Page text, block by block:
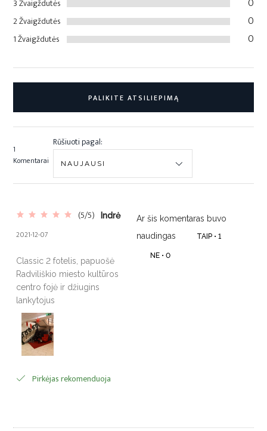
3 Žvaigždutės 0
2 Žvaigždutės 0
1 Žvaigždutės 0
PALIKITE ATSILIEPIMĄ
1
Komentarai
Rūšiuoti pagal:
(5/5) Indrė
2021-12-07
Classic 2 fotelis, papuošė
Radviliškio miesto kultūros
centro fojė ir džiugins
lankytojus
Pirkėjas rekomenduoja
Ar šis komentaras buvo
naudingas
TAIP • 1
NE •0